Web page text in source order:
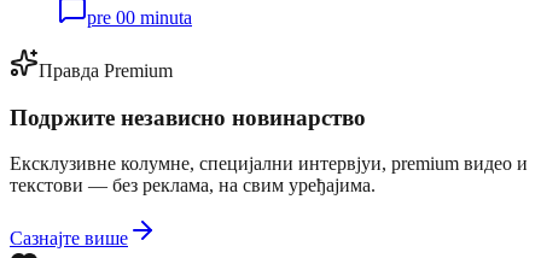
pre 00 minuta
Правда Premium
Подржите независно новинарство
Ексклузивне колумне, специјални интервјуи, premium видео и
текстови — без реклама, на свим уређајима.
Сазнајте више